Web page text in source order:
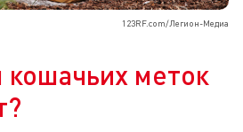
123RF.com/Легион-Медиа
кошачьих меток